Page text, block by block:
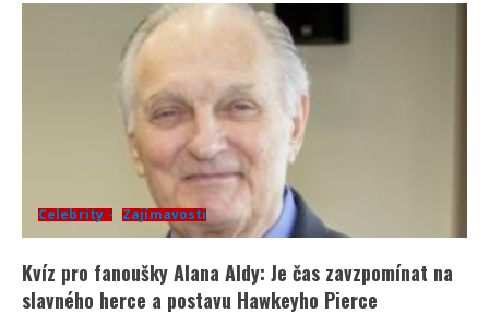
Celebrity Zajímavosti
Kvíz pro fanoušky Alana Aldy: Je čas zavzpomínat na
slavného herce a postavu Hawkeyho Pierce